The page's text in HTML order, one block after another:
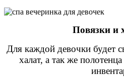
Повязки и
Для каждой девочки будет
халат, а так же